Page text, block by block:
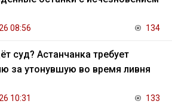
08:56 134
суд? Астанчанка требует
за утонувшую во время ливня
10:31 133